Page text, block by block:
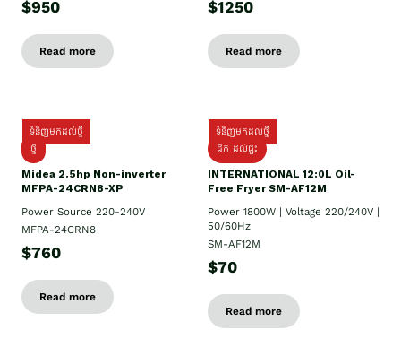
$950
Read more
$1250
Read more
ទំនិញមកដល់ថ្មី
ថ្មី
Midea 2.5hp Non-inverter
MFPA-24CRN8-XP
Power Source 220-240V
MFPA-24CRN8
$760
Read more
ទំនិញមកដល់ថ្មី
ដឹក​ ដល់ផ្ទះ
INTERNATIONAL 12:0L Oil-
Free Fryer SM-AF12M
Power 1800W | Voltage 220/240V |
50/60Hz
SM-AF12M
$70
Read more